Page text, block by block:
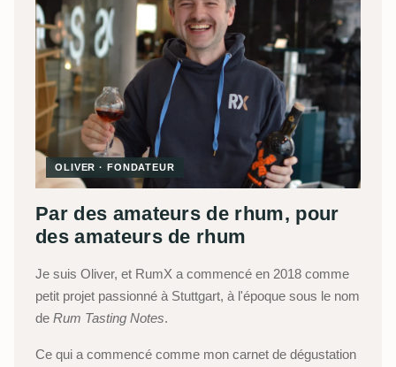
OLIVER · FONDATEUR
Par des amateurs de rhum, pour
des amateurs de rhum
Je suis Oliver, et RumX a commencé en 2018 comme
petit projet passionné à Stuttgart, à l'époque sous le nom
de Rum Tasting Notes.
Ce qui a commencé comme mon carnet de dégustation